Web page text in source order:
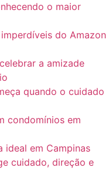
o maior
do Amazon
a amizade
quando o cuidado
condomínios em
ideal em Campinas
cuidado, direção e